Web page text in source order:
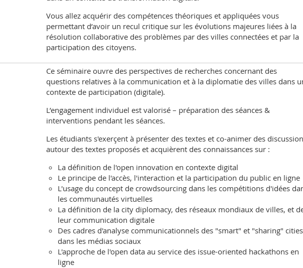
Vous allez acquérir des compétences théoriques et appliquées vous
permettant d’avoir un recul critique sur les évolutions majeures liées à la
résolution collaborative des problèmes par des villes connectées et par la
participation des citoyens.
Ce séminaire ouvre des perspectives de recherches concernant des
questions relatives à la communication et à la diplomatie des villes dans
contexte de participation (digitale).
L’engagement individuel est valorisé – préparation des séances &
interventions pendant les séances.
Les étudiants s'exerçent à présenter des textes et co-animer des
autour des textes proposés et acquièrent des connaissances sur :
La définition de l'open innovation en contexte digital
Le principe de l'accès, l'interaction et la participation du public en ligne
L'usage du concept de crowdsourcing dans les compétitions d'idées
les communautés virtuelles
La définition de la city diplomacy, des réseaux mondiaux de villes, et
leur communication digitale
Des cadres d'analyse communicationnels des "smart" et "sharing" cities
dans les médias sociaux
L'approche de l'open data au service des issue-oriented hackathons en
ligne